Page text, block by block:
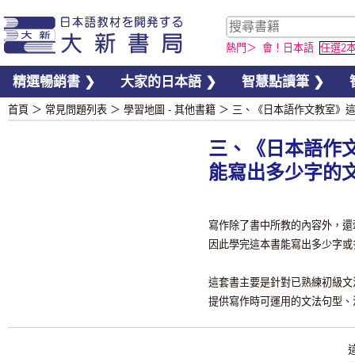
熱門＞ 會！日本語 任選2
精選暢銷書 ❯ 大家的日本語 ❯ 智慧點讀筆 ❯
首頁 ＞ 常見問題列表 ＞ 學習地圖 - 其他書籍 ＞ 三、《日本語作文教室》
三、《日本語作
能寫出多少字的
寫作除了書中所教的內容外，
因此學完這本書能寫出多少字
這套書主要是針對已熟練初級
提供寫作時可運用的文法句型